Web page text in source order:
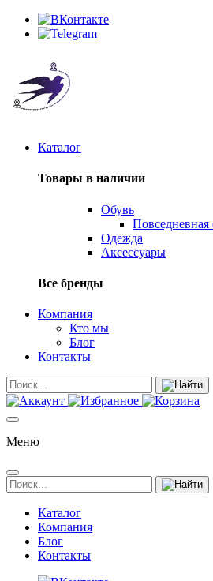
Каталог
Товары в наличии
Обувь
Повседневная
Одежда
Аксессуары
Все бренды
Компания
Кто мы
Блог
Контакты
Меню
Каталог
Компания
Блог
Контакты